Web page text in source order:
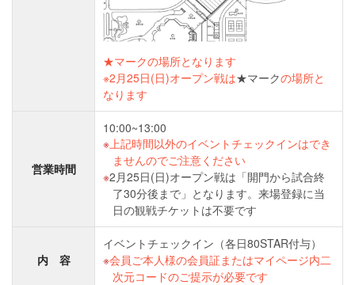
★マークの場所となります
※2月25日(日)オープン戦は★マークの場所と
なります
営業時間
10:00~13:00
上記時間以外のイベントチェックインはでき
ませんのでご注意ください
2月25日(日)オープン戦は「開門から試合終
了30分後まで」となります。来場登録に当
日の観戦チケットは不要です
内 容
イベントチェックイン（各日80STAR付与）
会員ご本人様の会員証またはマイページ内二
次元コードのご提示が必要です